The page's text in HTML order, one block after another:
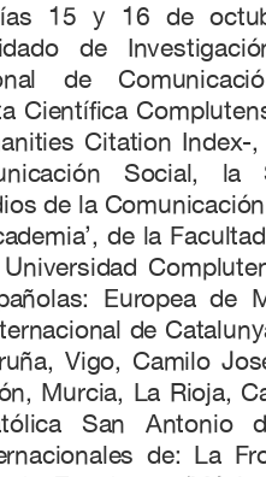
15 y 16 de
de
de
Científica
Citation Index-,
Social, la
de la
de la
Europea de
de
Vigo, Camilo
Murcia, La Rioja,
San Antonio
de: La